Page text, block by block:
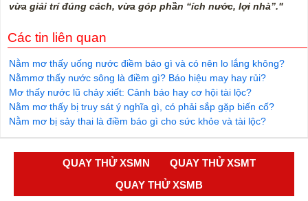
vừa giải trí đúng cách, vừa góp phần “ích nước, lợi nhà”."
Các tin liên quan
Nằm mơ thấy uống nước điềm báo gì và có nên lo lắng không?
Nằmmơ thấy nước sông là điềm gì? Báo hiệu may hay rủi?
Mơ thấy nước lũ chảy xiết: Cảnh báo hay cơ hội tài lộc?
Nằm mơ thấy bị truy sát ý nghĩa gì, có phải sắp gặp biến cố?
Nằm mơ bị sảy thai là điềm báo gì cho sức khỏe và tài lộc?
QUAY THỬ XSMN
QUAY THỬ XSMT
QUAY THỬ XSMB